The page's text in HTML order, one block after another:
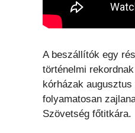
A beszállítók egy
történelmi
kórházak
folyamatosan
Szövetség főtitkára.